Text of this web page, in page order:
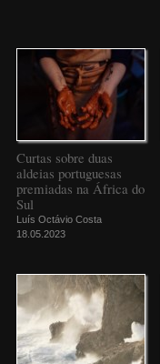
Curtas sobre duas
aldeias portuguesas
premiadas na África do
Sul
Luís Octávio Costa
18.05.2023